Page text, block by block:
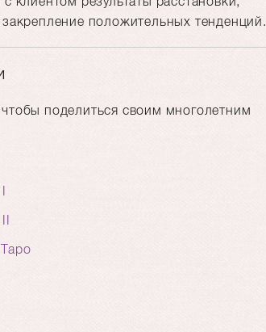
положительных тенденций.
поделиться своим многолетним